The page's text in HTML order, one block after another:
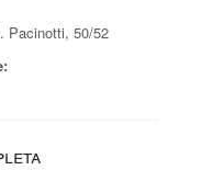
Pacinotti, 50/52